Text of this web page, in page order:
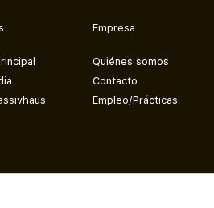
Empresa
Quiénes somos
Contacto
Empleo/Prácticas